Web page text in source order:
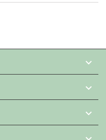


